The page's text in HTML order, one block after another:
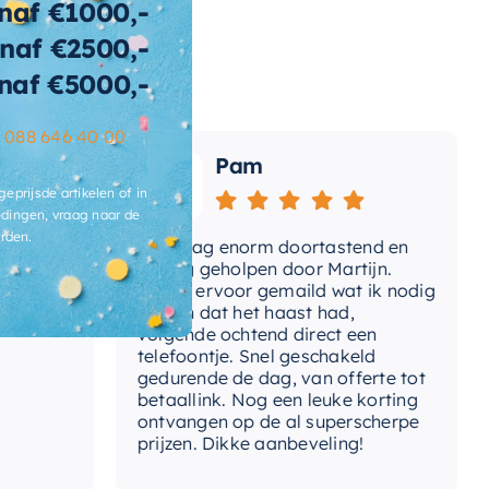
145 KG
3-4 weken
Pam
Vandaag enorm doortastend en
prettig geholpen door Martijn.
Avond ervoor gemaild wat ik nodig
had en dat het haast had,
volgende ochtend direct een
telefoontje. Snel geschakeld
gedurende de dag, van offerte tot
betaallink. Nog een leuke korting
ontvangen op de al superscherpe
prijzen. Dikke aanbeveling!
€1000,-
€2500,-
€5000,-
088 646 40 00
artikelen of in
vraag naar de